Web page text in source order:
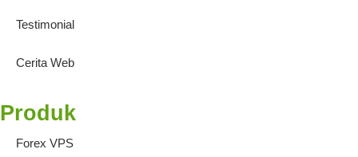
Testimonial
Cerita Web
Produk
Forex VPS